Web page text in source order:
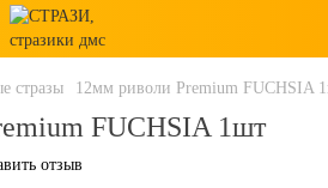
стразы 12мм риволи Premium FUCHSIA
FUCHSIA 1шт
отзыв